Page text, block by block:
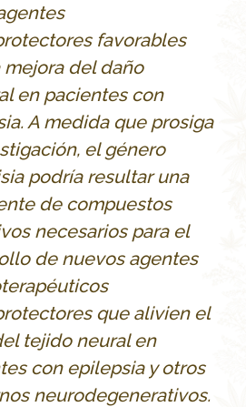
favorables
mejora del daño
en pacientes con
A medida que prosiga
el género
podría resultar una
de compuestos
necesarios para el
de nuevos agentes
que alivien el
tejido neural en
con epilepsia y otros
neurodegenerativos.